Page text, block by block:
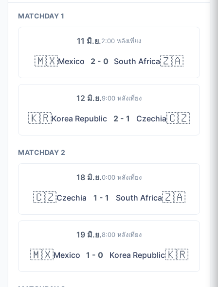
MATCHDAY 1
11 มิ.ย.2:00 หลังเที่ยง
🇲🇽Mexico 2 - 0 South Africa🇿🇦
12 มิ.ย.9:00 หลังเที่ยง
🇰🇷Korea Republic 2 - 1 Czechia🇨🇿
MATCHDAY 2
18 มิ.ย.0:00 หลังเที่ยง
🇨🇿Czechia 1 - 1 South Africa🇿🇦
19 มิ.ย.8:00 หลังเที่ยง
🇲🇽Mexico 1 - 0 Korea Republic🇰🇷